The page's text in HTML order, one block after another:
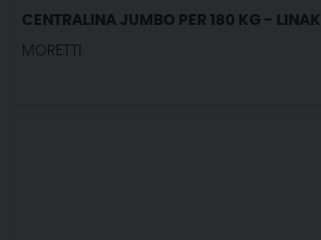
CENTRALINA JUMBO PER 180 KG - LINAK
MORETTI